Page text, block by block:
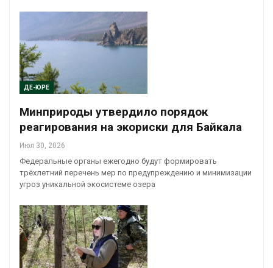
ДЕ-ЮРЕ
Минприроды утвердило порядок
реагирования на экориски для Байкала
Июл 30, 2026
Федеральные органы ежегодно будут формировать
трёхлетний перечень мер по предупреждению и минимизации
угроз уникальной экосистеме озера